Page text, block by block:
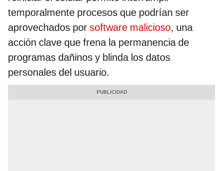
temporalmente procesos que podrían ser
aprovechados por software malicioso, una
acción clave que frena la permanencia de
programas dañinos y blinda los datos
personales del usuario.